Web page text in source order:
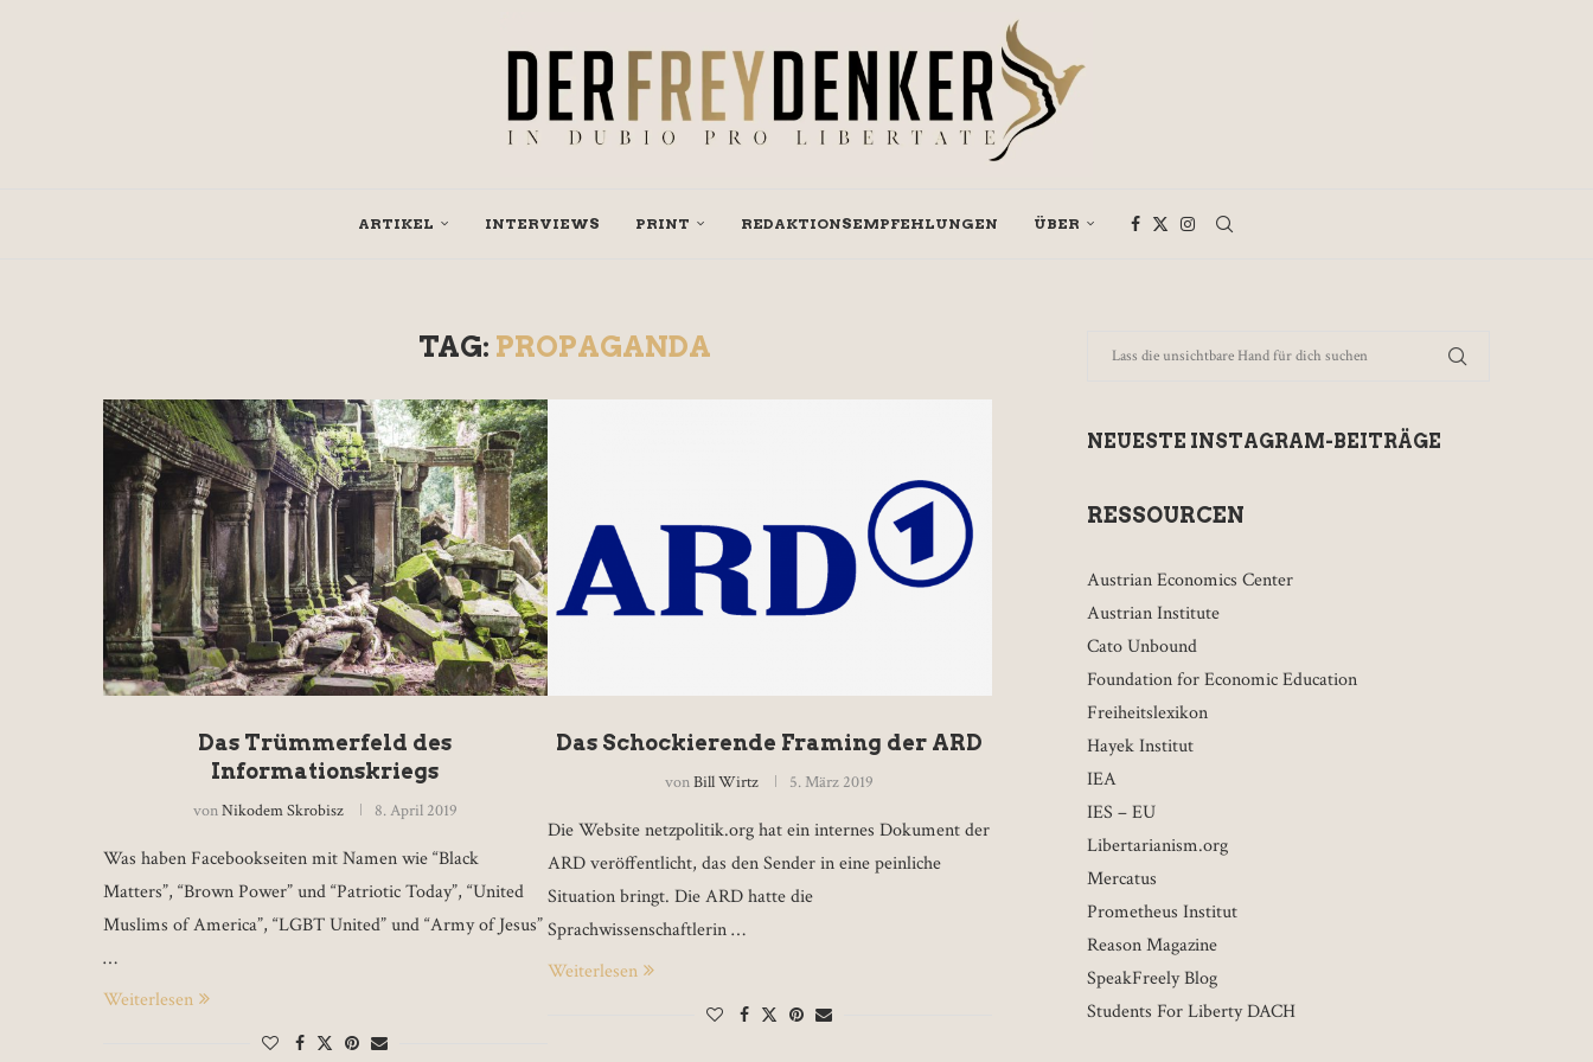
ARTIKEL INTERVIEWS PRINT REDAKTIONSEMPFEHLUNGEN ÜBER
TAG: PROPAGANDA
Das Trümmerfeld des
Informationskriegs
vonNikodem Skrobisz 8. April 2019
Was haben Facebookseiten mit Namen wie “Black
Matters”, “Brown Power” und “Patriotic Today”, “United
Muslims of America”, “LGBT United” und “Army of Jesus”
…
Weiterlesen
Das Schockierende Framing der ARD
vonBill Wirtz 5. März 2019
Die Website netzpolitik.org hat ein internes Dokument der
ARD veröffentlicht, das den Sender in eine peinliche
Situation bringt. Die ARD hatte die
Sprachwissenschaftlerin …
Weiterlesen
NEUESTE INSTAGRAM-BEITRÄGE
RESSOURCEN
Austrian Economics Center
Austrian Institute
Cato Unbound
Foundation for Economic Education
Freiheitslexikon
Hayek Institut
IEA
IES – EU
Libertarianism.org
Mercatus
Prometheus Institut
Reason Magazine
SpeakFreely Blog
Students For Liberty DACH